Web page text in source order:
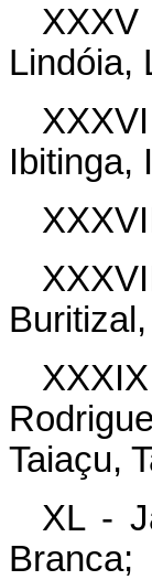
Lindóia,
Ibitinga,
Taiaçu,
XL -
Branca;